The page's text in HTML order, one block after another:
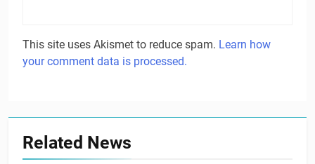
This site uses Akismet to reduce spam. Learn how
your comment data is processed.
Related News